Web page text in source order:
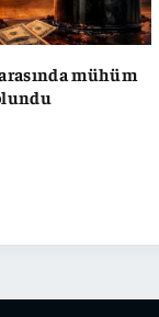
mühüm